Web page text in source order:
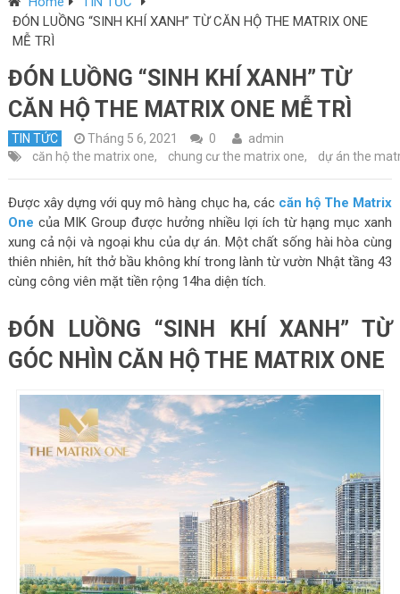
ĐÓN LUỒNG “SINH KHÍ XANH” TỪ CĂN HỘ THE MATRIX ONE
MỄ TRÌ
ĐÓN LUỒNG “SINH KHÍ XANH” TỪ
CĂN HỘ THE MATRIX ONE MỄ TRÌ
TIN TỨC Tháng 5 6, 2021 0
admin
căn hộ the matrix one, chung cư the matrix one, dự án the
Được xây dựng với quy mô hàng chục ha, các căn hộ The Matrix
One của MIK Group được hưởng nhiều lợi ích từ hạng mục xanh
xung cả nội và ngoại khu của dự án. Một chất sống hài hòa cùng
thiên nhiên, hít thở bầu không khí trong lành từ vườn Nhật tầng 43
cùng công viên mặt tiền rộng 14ha diện tích.
ĐÓN LUỒNG “SINH KHÍ XANH” TỪ
GÓC NHÌN CĂN HỘ THE MATRIX ONE